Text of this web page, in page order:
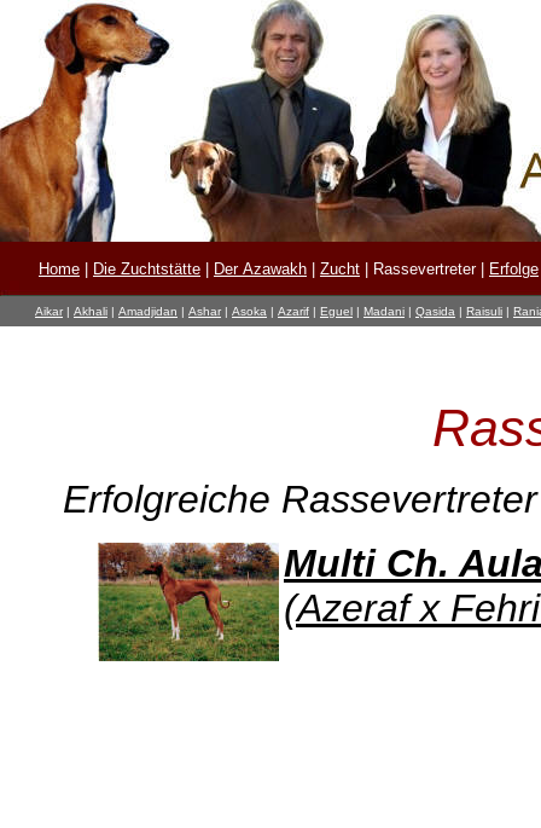
Home Die Zuchtstätte Der Azawakh Zucht Rassevertreter| Erfolge
Aikar | Akhali | Amadjidan | Ashar | Asoka | Azarif | Eguel | Madani | Qasida | Raisuli |
Erfolgreiche
Multi Ch.
(Azeraf x